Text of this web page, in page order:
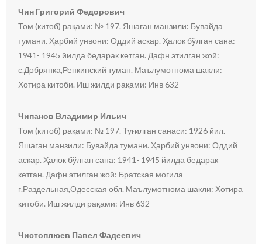
Чин Григорий Федорович
Том (китоб) рақами: № 197. Яшаган манзили: Бувайда
тумани. Ҳарбий унвони: Оддий аскар. Ҳалок бўлган сана:
1941- 1945 йилда бедарак кетган. Дафн этилган жой:
с.Добрянка,Репкинский туман. Маълумотнома шакли:
Хотира китоби. Иш жилди рақами: Инв 632
Чипанов Владимир Ильич
Том (китоб) рақами: № 197. Туғилган санаси: 1926 йил.
Яшаган манзили: Бувайда тумани. Ҳарбий унвони: Оддий
аскар. Ҳалок бўлган сана: 1941- 1945 йилда бедарак
кетган. Дафн этилган жой: Братская могила
г.Раздельная,Одесская обл. Маълумотнома шакли: Хотира
китоби. Иш жилди рақами: Инв 632
Чистоплюев Павел Фадеевич